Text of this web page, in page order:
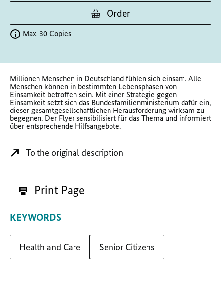
Order
Max. 30 Copies
Millionen Menschen in Deutschland fühlen sich einsam. Alle
Menschen können in bestimmten Lebensphasen von
Einsamkeit betroffen sein. Mit einer Strategie gegen
Einsamkeit setzt sich das Bundesfamilienministerium dafür ein,
dieser gesamtgesellschaftlichen Herausforderung wirksam zu
begegnen. Der Flyer sensibilisiert für das Thema und informiert
über entsprechende Hilfsangebote.
To the original description
Print Page
KEYWORDS
Health and Care Senior Citizens